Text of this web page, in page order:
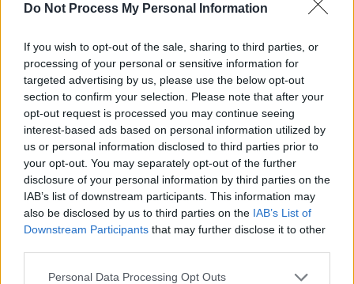
Do Not Process My Personal Information
If you wish to opt-out of the sale, sharing to third parties, or
processing of your personal or sensitive information for
targeted advertising by us, please use the below opt-out
section to confirm your selection. Please note that after your
opt-out request is processed you may continue seeing
interest-based ads based on personal information utilized by
us or personal information disclosed to third parties prior to
your opt-out. You may separately opt-out of the further
disclosure of your personal information by third parties on the
IAB’s list of downstream participants. This information may
also be disclosed by us to third parties on the IAB’s List of
Downstream Participants that may further disclose it to other
Please note that this website/app uses one or more Google
Personal Data Processing Opt Outs
δίκαιη»συμφωνία με τις ΗΠΑ σχετικά με την
πρόσβαση στους ορυκτούς πόρους της
Ουκρανίας, μια συμφωνία που αποτέλεσε
αντικείμενο διαπραγματεύσεων για
εβδομάδες.
Η συμφωνία άλλαξε σημαντικάκατά τη
διάρκεια της διαδικασίας προετοιμασίας.
Αυτή είναι πλέον μια πραγματικά δίκαιη
συμφωνία που δημιουργεί ευκαιρίες για
σημαντικές επενδύσεις στην Ουκρανία»,
δήλωσε ο Ζελένσκι στο καθημερινό
τηλεοπτικό του μήνυμα.